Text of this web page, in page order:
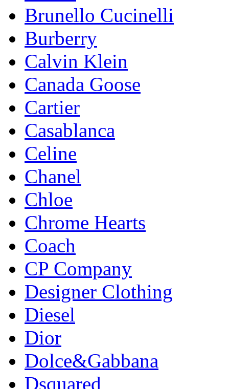
Brunello Cucinelli
Burberry
Calvin Klein
Canada Goose
Cartier
Casablanca
Celine
Chanel
Chloe
Chrome Hearts
Coach
CP Company
Designer Clothing
Diesel
Dior
Dolce&Gabbana
Dsquared